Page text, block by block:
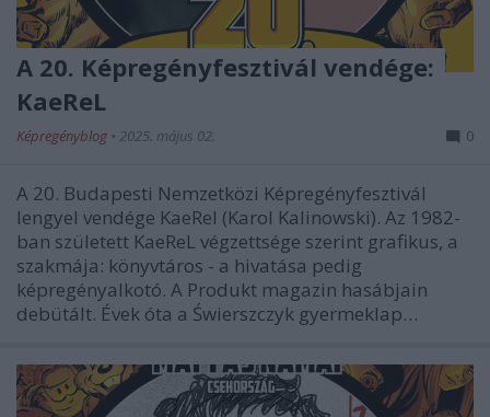
A 20. Képregényfesztivál vendége:
KaeReL
Képregényblog • 2025. május 02. 0
A 20. Budapesti Nemzetközi Képregényfesztivál
lengyel vendége KaeRel (Karol Kalinowski). Az 1982-
ban született KaeReL végzettsége szerint grafikus, a
szakmája: könyvtáros - a hivatása pedig
képregényalkotó. A Produkt magazin hasábjain
debütált. Évek óta a Świerszczyk gyermeklap…